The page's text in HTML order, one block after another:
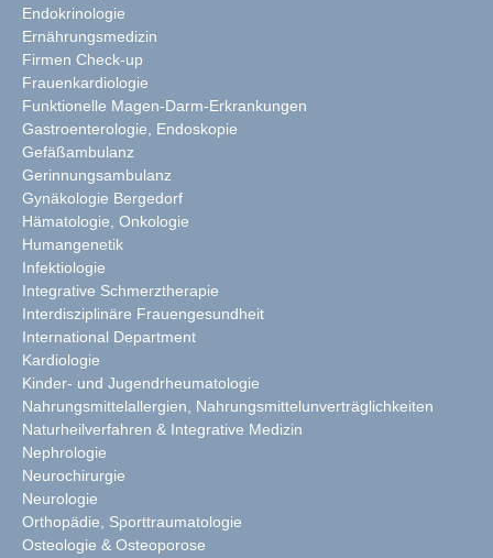
Endokrinologie
Ernährungsmedizin
Firmen Check-up
Frauenkardiologie
Funktionelle Magen-Darm-Erkrankungen
Gastroenterologie, Endoskopie
Gefäßambulanz
Gerinnungsambulanz
Gynäkologie Bergedorf
Hämatologie, Onkologie
Humangenetik
Infektiologie
Integrative Schmerztherapie
Interdisziplinäre Frauengesundheit
International Department
Kardiologie
Kinder- und Jugendrheumatologie
Nahrungsmittelallergien, Nahrungsmittelunverträglichkeiten
Naturheilverfahren & Integrative Medizin
Nephrologie
Neurochirurgie
Neurologie
Orthopädie, Sporttraumatologie
Osteologie & Osteoporose